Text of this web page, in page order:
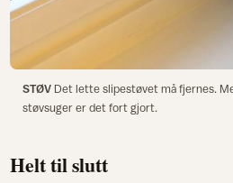
STØVDet lette slipestøvet må fjernes.
støvsuger er det fort gjort.
Helt til slutt